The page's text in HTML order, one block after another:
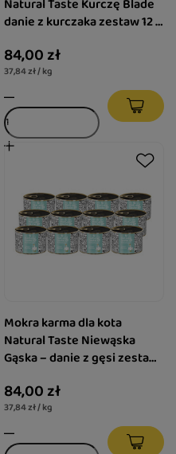
Natural Taste Kurczę Blade
danie z kurczaka zestaw 12 x
84,00 zł
37,84 zł / kg
Mokra karma dla kota
Natural Taste Niewąska
Gąska – danie z gęsi zestaw
84,00 zł
37,84 zł / kg